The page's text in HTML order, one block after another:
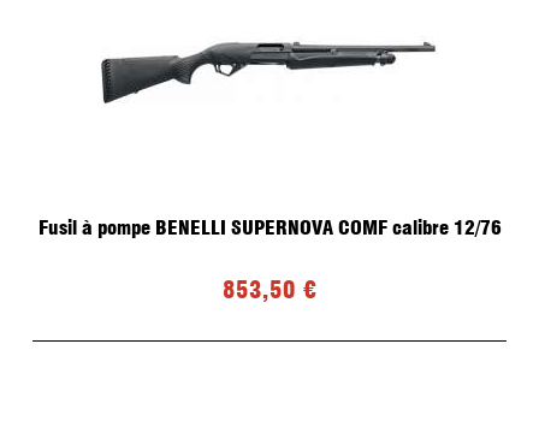
Fusil à pompe BENELLI SUPERNOVA COMF calibre 12/76
853,50 €